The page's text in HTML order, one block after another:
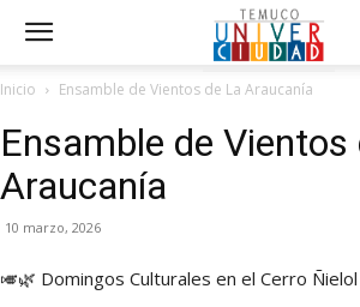
Inicio Ensamble de Vientos de La Araucanía
Ensamble de Vientos
Araucanía
10 marzo, 2026
🎺🌿 Domingos Culturales en el Cerro Ñielol